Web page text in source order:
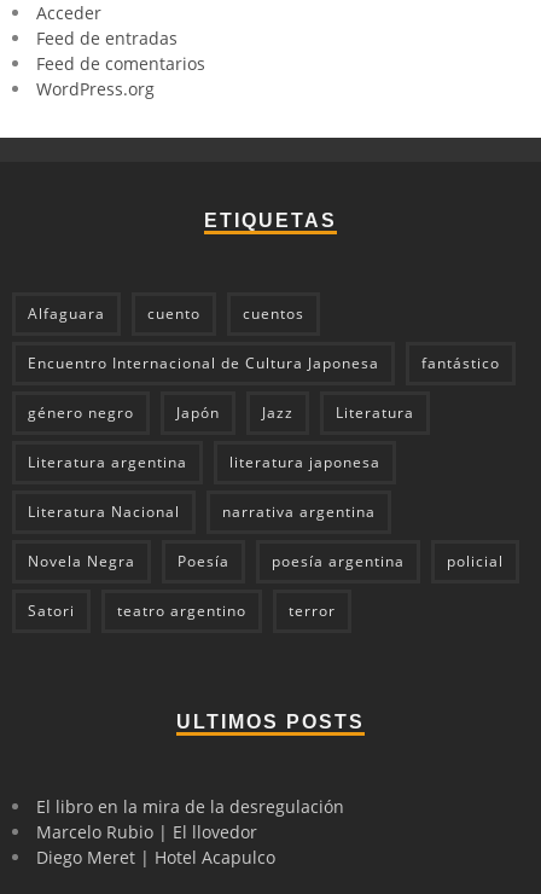
Acceder
Feed de entradas
Feed de comentarios
WordPress.org
ETIQUETAS
Alfaguara cuento cuentos
Encuentro Internacional de Cultura Japonesa fantástico
género negro Japón Jazz Literatura
Literatura argentina literatura japonesa
Literatura Nacional narrativa argentina
Novela Negra Poesía poesía argentina policial
Satori teatro argentino terror
ULTIMOS POSTS
El libro en la mira de la desregulación
Marcelo Rubio | El llovedor
Diego Meret | Hotel Acapulco